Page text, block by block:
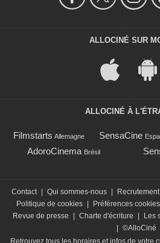
ALLOCINÉ SUR
ALLOCINÉ À
Filmstarts Allemagne SensaCine
AdoroCinema Brésil
Contact Qui sommes-nous Recrutement
Politique de cookies
Préférences cookies
Revue de presse
Charte d'écriture Les
©AlloCiné